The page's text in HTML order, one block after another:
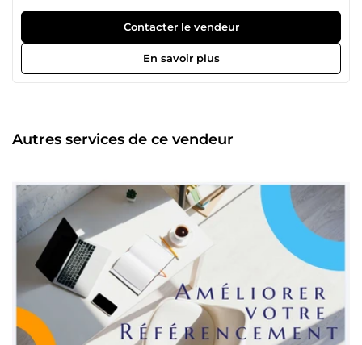
d'une centaine de clients et collaboré avec des experts
reconnus sur la scène SEO française. Ma spécialité :
produire du contenu qui se positionne sans sacrifier la
qualité rédactionnelle. Je rédige et traduis des textes web
pensés pour les moteurs de recherche autant que pour les
Contacter le vendeur
En savoir plus
Autres services de ce vendeur